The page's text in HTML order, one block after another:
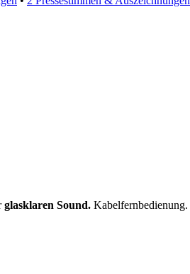
glasklaren Sound. Kabelfernbedienung.